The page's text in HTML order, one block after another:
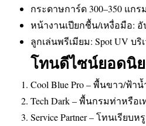
กระดาษการ์ด 300–350 แก
หน้างานเปียกชื้น/เหงื่อมือ:
ลูกเล่นพรีเมียม: Spot UV บ
โทนดีไซน์ยอดนิ
Cool Blue Pro – พื้นขาว/ฟ้
Tech Dark – พื้นกรมท่าหรือ
Service Partner – โทนเรีย